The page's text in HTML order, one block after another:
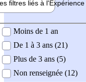
filtres liés à l'Expérience
demandée
Moins de 1 an
De 1 à 3 ans (21)
Plus de 3 ans (5)
Non renseignée (12)